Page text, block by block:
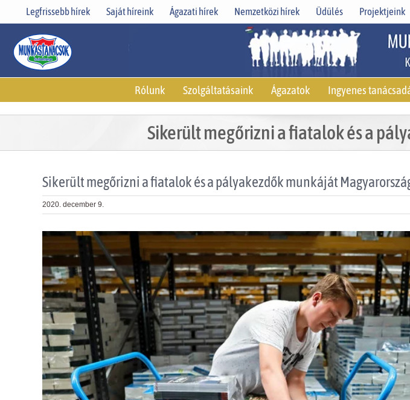
Legfrissebb hírek Saját híreink Ágazati hírek Nemzetközi hírek Üdülés Projektjeink
Rólunk Szolgáltatásaink Ágazatok Ingyenes
Sikerült megőrizni a fiatalok és a
Sikerült megőrizni a fiatalok és a pályakezdők munkáját
2020. december 9.
View
Image